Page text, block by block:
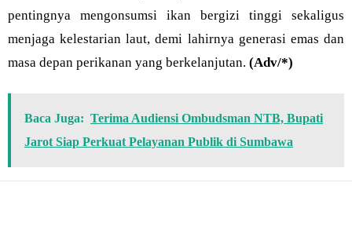
pentingnya mengonsumsi ikan bergizi tinggi sekaligus
menjaga kelestarian laut, demi lahirnya generasi emas dan
masa depan perikanan yang berkelanjutan. (Adv/*)
Baca Juga: Terima Audiensi Ombudsman NTB, Bupati
Jarot Siap Perkuat Pelayanan Publik di Sumbawa